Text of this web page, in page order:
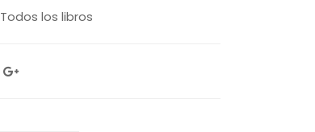
Todos los libros